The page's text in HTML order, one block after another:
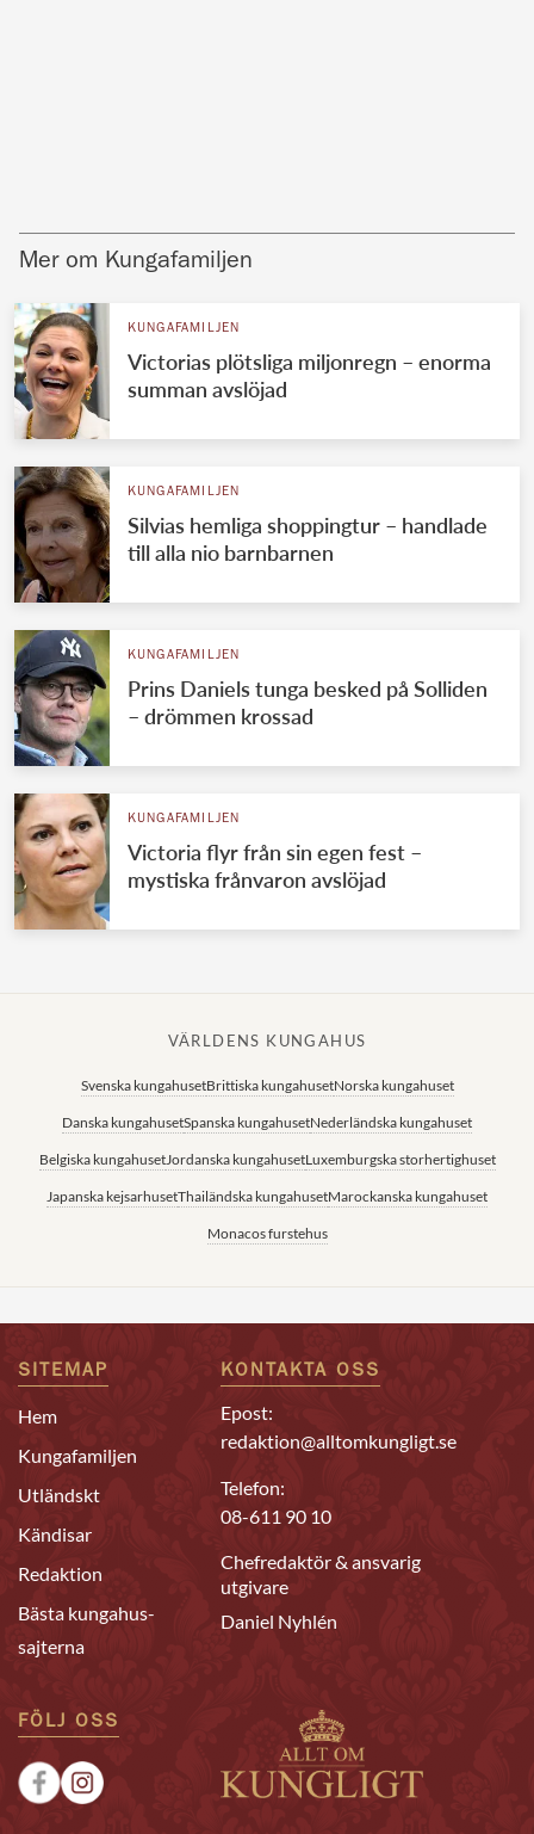
Mer om Kungafamiljen
KUNGAFAMILJEN
Victorias plötsliga miljonregn – enorma
summan avslöjad
KUNGAFAMILJEN
Silvias hemliga shoppingtur – handlade
till alla nio barnbarnen
KUNGAFAMILJEN
Prins Daniels tunga besked på Solliden
– drömmen krossad
KUNGAFAMILJEN
Victoria flyr från sin egen fest –
mystiska frånvaron avslöjad
VÄRLDENS KUNGAHUS
Svenska kungahusetBrittiska kungahusetNorska kungahuset
Danska kungahusetSpanska kungahusetNederländska kungahuset
Belgiska kungahusetJordanska kungahusetLuxemburgska storhertighuset
Japanska kejsarhusetThailändska kungahusetMarockanska kungahuset
Monacos furstehus
SITEMAP
Hem
Kungafamiljen
Utländskt
Kändisar
Redaktion
Bästa kungahus-
sajterna
KONTAKTA OSS
Epost:
redaktion@alltomkungligt.se
Telefon:
08-611 90 10
Chefredaktör & ansvarig
utgivare
Daniel Nyhlén
FÖLJ OSS